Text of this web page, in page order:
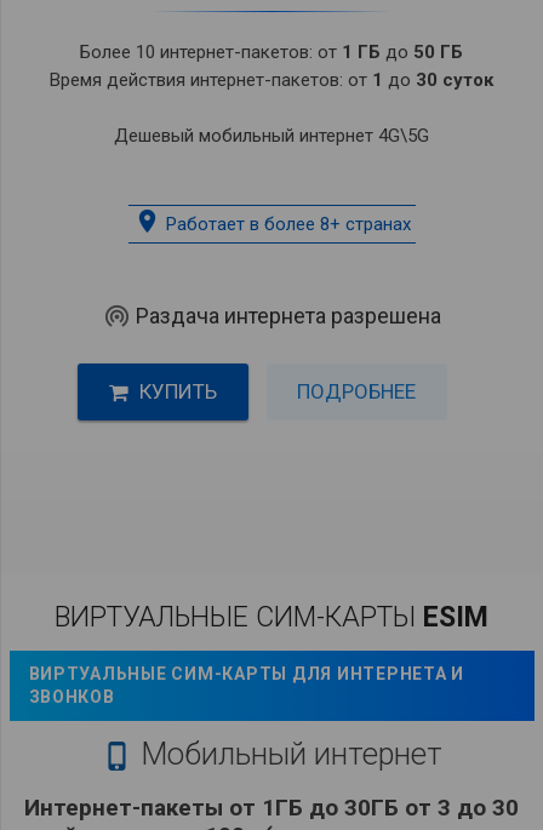
Более 10 интернет-пакетов: от 1 ГБ до 50 ГБ
Время действия интернет-пакетов: от 1 до 30 суток
Дешевый мобильный интернет 4G\5G
place Работает в более 8+ странах
wifi_tethering Раздача интернета разрешена
КУПИТЬ ПОДРОБНЕЕ
ВИРТУАЛЬНЫЕ СИМ-КАРТЫ ESIM
ВИРТУАЛЬНЫЕ СИМ-КАРТЫ ДЛЯ ИНТЕРНЕТА И
ЗВОНКОВ
 Мобильный интернет
Интернет-пакеты от 1ГБ до 30ГБ от 3 до 30